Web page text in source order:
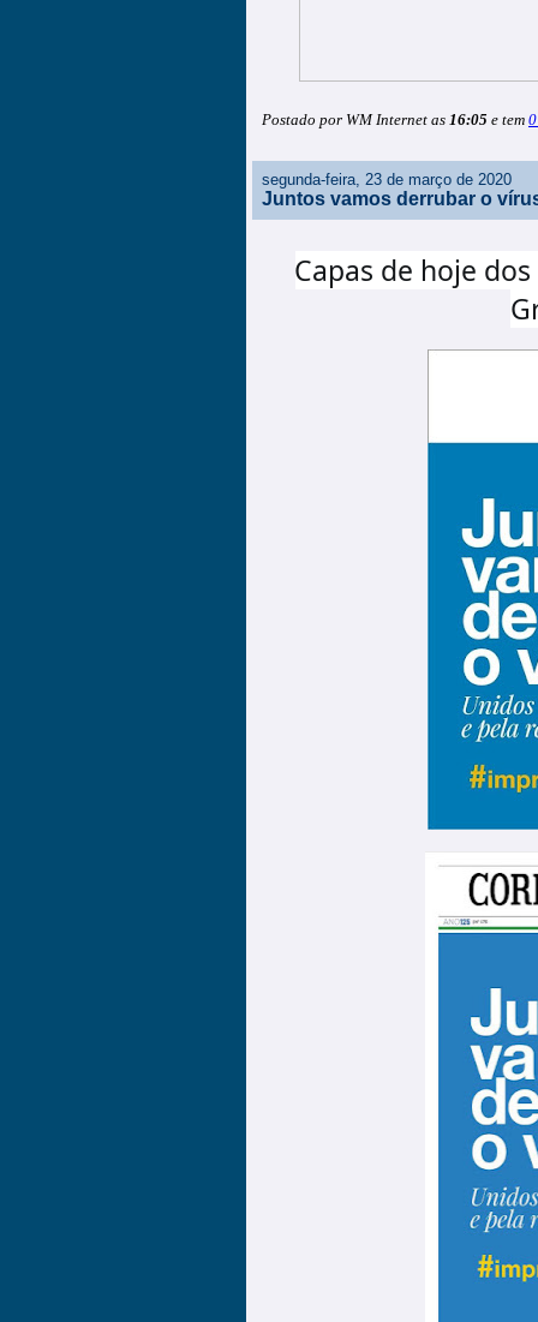
Postado por WM Internet as 16:05 e tem
segunda-feira, 23 de março de 2020
Juntos vamos derrubar o
Capas de hoje